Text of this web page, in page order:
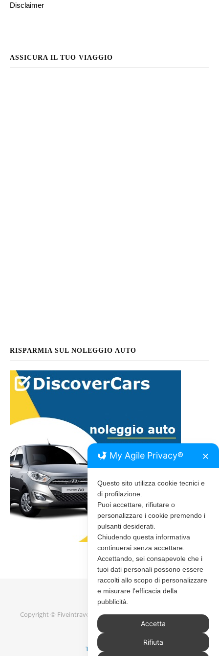
Disclaimer
ASSICURA IL TUO VIAGGIO
RISPARMIA SUL NOLEGGIO AUTO
Copyright © Fiveintravel 2020 - 2026 |Bard Tema diWP Royal.
TORNA IN ALTO
My Agile Privacy® ✕
Questo sito utilizza cookie tecnici e
di profilazione.
Puoi accettare, rifiutare o
personalizzare i cookie premendo i
pulsanti desiderati.
Chiudendo questa informativa
continuerai senza accettare.
Accettando, sei consapevole che i
tuoi dati personali possono essere
raccolti allo scopo di personalizzare
e misurare l'efficacia della
pubblicità.
Accetta
Rifiuta